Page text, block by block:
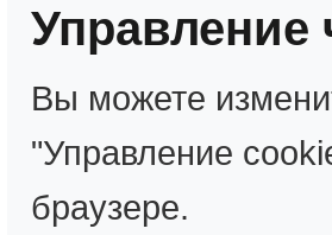
Управление
Вы можете
"Управление
браузере.